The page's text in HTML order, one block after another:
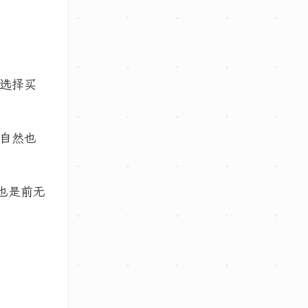
择买
然也
是前无